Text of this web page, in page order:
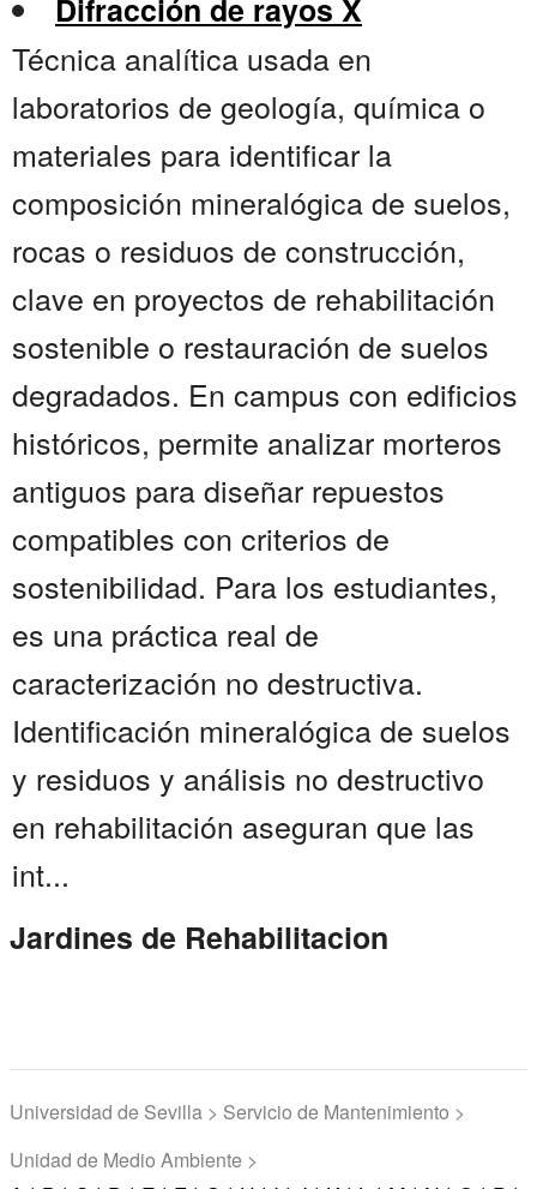
Difracción de rayos X
Técnica analítica usada en
laboratorios de geología, química o
materiales para identificar la
composición mineralógica de suelos,
rocas o residuos de construcción,
clave en proyectos de rehabilitación
sostenible o restauración de suelos
degradados. En campus con edificios
históricos, permite analizar morteros
antiguos para diseñar repuestos
compatibles con criterios de
sostenibilidad. Para los estudiantes,
es una práctica real de
caracterización no destructiva.
Identificación mineralógica de suelos
y residuos y análisis no destructivo
en rehabilitación aseguran que las
int...
Jardines de Rehabilitacion
Universidad de Sevilla > Servicio de Mantenimiento >
Unidad de Medio Ambiente >